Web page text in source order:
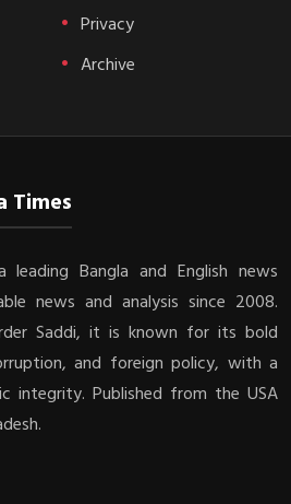
Privacy
Archive
Times
leading Bangla and English news
news and analysis since 2008.
Saddi, it is known for its bold
and foreign policy, with a
integrity. Published from the USA